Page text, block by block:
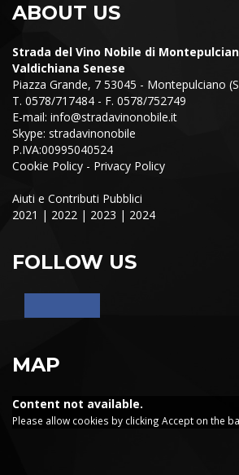
ABOUT US
Strada del Vino Nobile di
Valdichiana Senese
Piazza Grande, 7 53045 - Montepulciano
T. 0578/717484 - F. 0578/752749
E-mail: info@stradavinonobile.it
Skype: stradavinonobile
P.IVA:00995040524
Cookie Policy - Privacy Policy
Aiuti e Contributi Pubblici
2021 | 2022 | 2023 | 2024
FOLLOW US
MAP
Content not available.
Please allow cookies by clicking Accept on the